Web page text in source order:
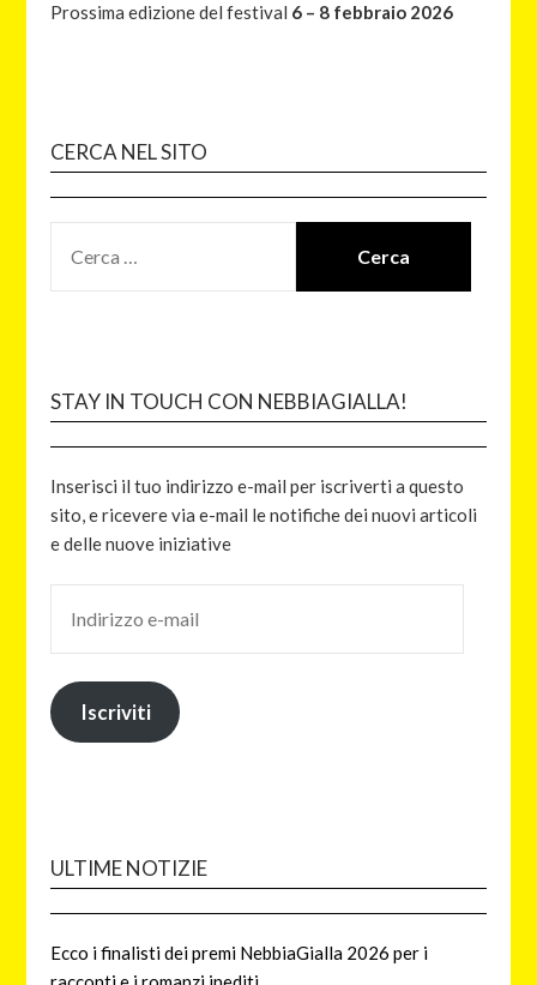
Prossima edizione del festival 6 – 8 febbraio 2026
CERCA NEL SITO
STAY IN TOUCH CON NEBBIAGIALLA!
Inserisci il tuo indirizzo e-mail per iscriverti a questo
sito, e ricevere via e-mail le notifiche dei nuovi articoli
e delle nuove iniziative
Iscriviti
ULTIME NOTIZIE
Ecco i finalisti dei premi NebbiaGialla 2026 per i